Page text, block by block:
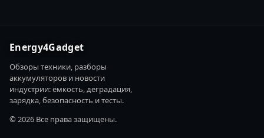
Energy4Gadget
Обзоры техники, разборы
аккумуляторов и новости
индустрии: ёмкость, деградация,
зарядка, безопасность и тесты.
© 2026 Все права защищены.